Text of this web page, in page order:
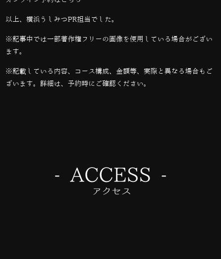
以上、横浜うしみつPR担当でした。
※記事中では一部著作権フリーの画像を使用している場合がござい
ます。
※記載している内容、コース構成、金額等、実際と異なる場合もご
ざいます。詳細は、予約時にご確認ください。